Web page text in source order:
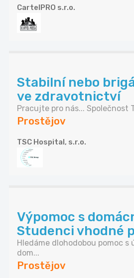
CartelPRO s.r.o.
Stabilní nebo
ve zdravotnictví
Pracujte pro nás... Společnost
Prostějov
TSC Hospital, s.r.o.
Výpomoc s
Studenci vhodné
Hledáme dlohodobou pomoc s
dom...
Prostějov